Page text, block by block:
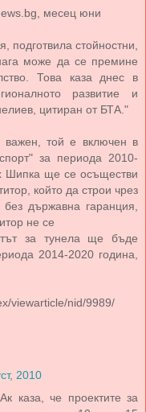
месец юни
стойностни,
може да се премине
Това каза днес в
развитие и
цитиран от БТА."
той е включен в
за периода 2010-
Шипка ще се осъществи
който да строи чрез
без държавна гаранция,
не се
за тунела ще бъде
2014-2020 година,
viewarticle/nid/9989/
2010
каза, че проектите за